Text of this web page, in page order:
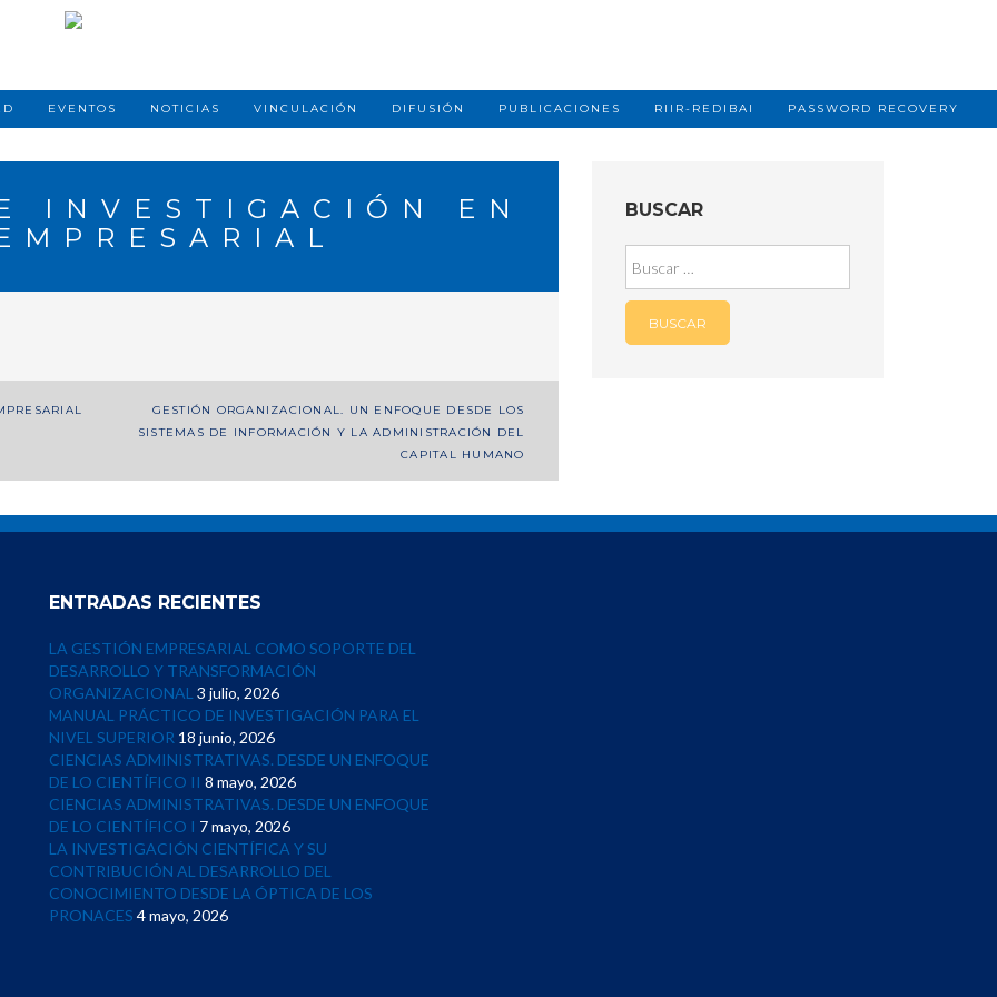
EVENTOS NOTICIAS VINCULACIÓN DIFUSIÓN PUBLICACIONES RIIR-REDIBAI PASSWORD RECOVERY
INVESTIGACIÓN EN
GESTIÓN ORGANIZACIONAL. UN ENFOQUE DESDE LOS
SISTEMAS DE INFORMACIÓN Y LA ADMINISTRACIÓN DEL
CAPITAL HUMANO
BUSCAR
ENTRADAS RECIENTES
LA GESTIÓN EMPRESARIAL COMO SOPORTE DEL
DESARROLLO Y TRANSFORMACIÓN
ORGANIZACIONAL 3 julio, 2026
MANUAL PRÁCTICO DE INVESTIGACIÓN PARA EL
NIVEL SUPERIOR 18 junio, 2026
CIENCIAS ADMINISTRATIVAS. DESDE UN ENFOQUE
DE LO CIENTÍFICO II 8 mayo, 2026
CIENCIAS ADMINISTRATIVAS. DESDE UN ENFOQUE
DE LO CIENTÍFICO I 7 mayo, 2026
LA INVESTIGACIÓN CIENTÍFICA Y SU
CONTRIBUCIÓN AL DESARROLLO DEL
CONOCIMIENTO DESDE LA ÓPTICA DE LOS
PRONACES 4 mayo, 2026